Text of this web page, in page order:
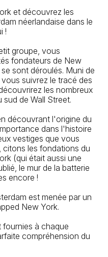
5 trains to Bowling
W trains to Whitehall
et découvrez les
néerlandaise dans le
!
groupe, vous
fondateurs de New
sont déroulés. Muni de
suivrez le tracé des
les nombreux
de Wall Street.
découvrant l'origine du
dans l'histoire
vestiges que vous
les fondations du
(qui était aussi une
le mur de la batterie
encore !
est menée par un
New York.
fournies à chaque
compréhension du